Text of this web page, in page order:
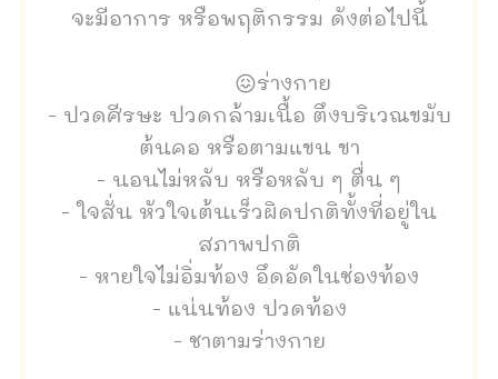
จะมีอาการ หรือพฤติกรรม ดังต่อไปนี้
😖ร่างกาย
- ปวดศีรษะ ปวดกล้ามเนื้อ ตึงบริเวณขมับ
ต้นคอ หรือตามแขน ขา
- นอนไม่หลับ หรือหลับ ๆ ตื่น ๆ
- ใจสั่น หัวใจเต้นเร็วผิดปกติทั้งที่อยู่ใน
สภาพปกติ
- หายใจไม่อิ่มท้อง อึดอัดในช่องท้อง
- แน่นท้อง ปวดท้อง
- ชาตามร่างกาย